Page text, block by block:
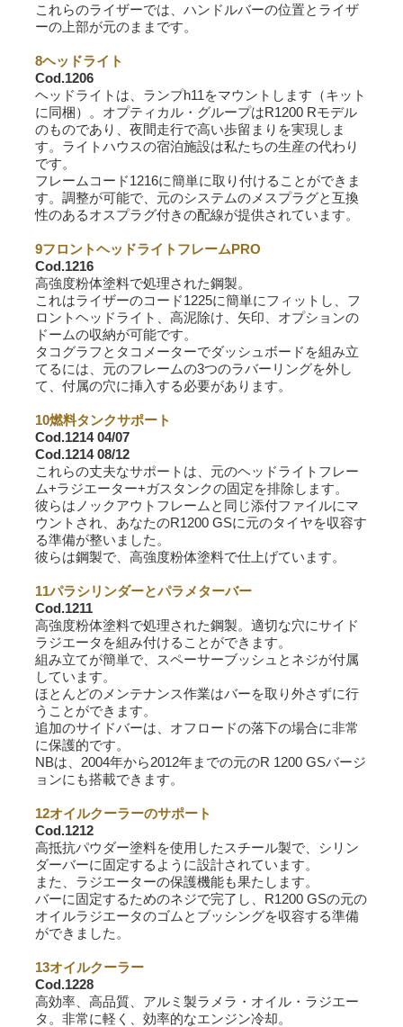
これらのライザーでは、ハンドルバーの位置とライザ
ーの上部が元のままです。
8ヘッドライト
Cod.1206
ヘッドライトは、ランプh11をマウントします（キット
に同梱）。オプティカル・グループはR1200 Rモデル
のものであり、夜間走行で高い歩留まりを実現しま
す。ライトハウスの宿泊施設は私たちの生産の代わり
です。
フレームコード1216に簡単に取り付けることができま
す。調整が可能で、元のシステムのメスプラグと互換
性のあるオスプラグ付きの配線が提供されています。
9フロントヘッドライトフレームPRO
Cod.1216
高強度粉体塗料で処理された鋼製。
これはライザーのコード1225に簡単にフィットし、フ
ロントヘッドライト、高泥除け、矢印、オプションの
ドームの収納が可能です。
タコグラフとタコメーターでダッシュボードを組み立
てるには、元のフレームの3つのラバーリングを外し
て、付属の穴に挿入する必要があります。
10燃料タンクサポート
Cod.1214 04/07
Cod.1214 08/12
これらの丈夫なサポートは、元のヘッドライトフレー
ム+ラジエーター+ガスタンクの固定を排除します。
彼らはノックアウトフレームと同じ添付ファイルにマ
ウントされ、あなたのR1200 GSに元のタイヤを収容す
る準備が整いました。
彼らは鋼製で、高強度粉体塗料で仕上げています。
11パラシリンダーとパラメターバー
Cod.1211
高強度粉体塗料で処理された鋼製。適切な穴にサイド
ラジエータを組み付けることができます。
組み立てが簡単で、スペーサーブッシュとネジが付属
しています。
ほとんどのメンテナンス作業はバーを取り外さずに行
うことができます。
追加のサイドバーは、オフロードの落下の場合に非常
に保護的です。
NBは、2004年から2012年までの元のR 1200 GSバージ
ョンにも搭載できます。
12オイルクーラーのサポート
Cod.1212
高抵抗パウダー塗料を使用したスチール製で、シリン
ダーバーに固定するように設計されています。
また、ラジエーターの保護機能も果たします。
バーに固定するためのネジで完了し、R1200 GSの元の
オイルラジエータのゴムとブッシングを収容する準備
ができました。
13オイルクーラー
Cod.1228
高効率、高品質、アルミ製ラメラ・オイル・ラジエー
タ。非常に軽く、効率的なエンジン冷却。